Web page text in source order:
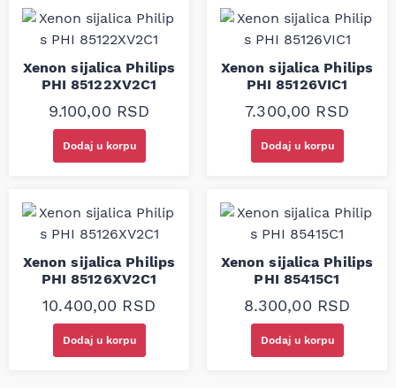
Xenon sijalica Philips
PHI 85122XV2C1
9.100,00 RSD
Dodaj u korpu
Xenon sijalica Philips
PHI 85126VIC1
7.300,00 RSD
Dodaj u korpu
Xenon sijalica Philips
PHI 85126XV2C1
10.400,00 RSD
Dodaj u korpu
Xenon sijalica Philips
PHI 85415C1
8.300,00 RSD
Dodaj u korpu